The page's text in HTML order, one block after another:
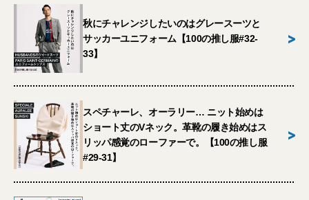
秋にチャレンジしたいのはグレースーツと
サッカーユニフォーム【100の推し服#32-
33】
>
スペチャーレ、オーラリー… ニット始めは
ショート丈のVネック。革靴の履き始めはス
リッパ感覚のローファーで。【100の推し服
#29-31】
>